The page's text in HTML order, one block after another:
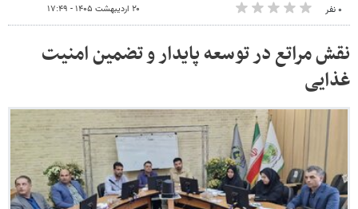
۰ نفر ۲۰ اردیبهشت ۱۴۰۵ - ۱۷:۴۹
نقش مراتع در توسعه پایدار و تضمین امنیت
غذایی